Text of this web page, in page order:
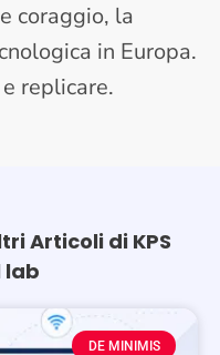
coraggio, la
in Europa.
replicare.
Articoli di KPS
lab
DE MINIMIS